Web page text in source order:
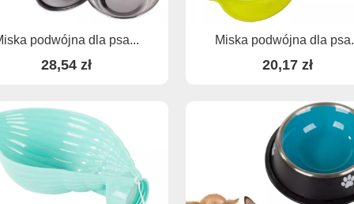
podwójna dla psa...
28,54 zł
Miska podwójna dla
20,17 zł